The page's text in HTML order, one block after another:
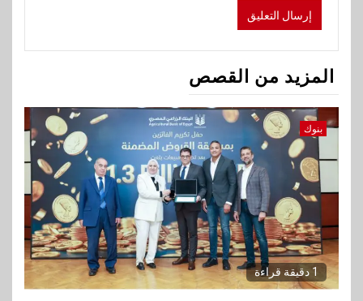
المزيد من القصص
بنوك
1 دقيقة قراءة